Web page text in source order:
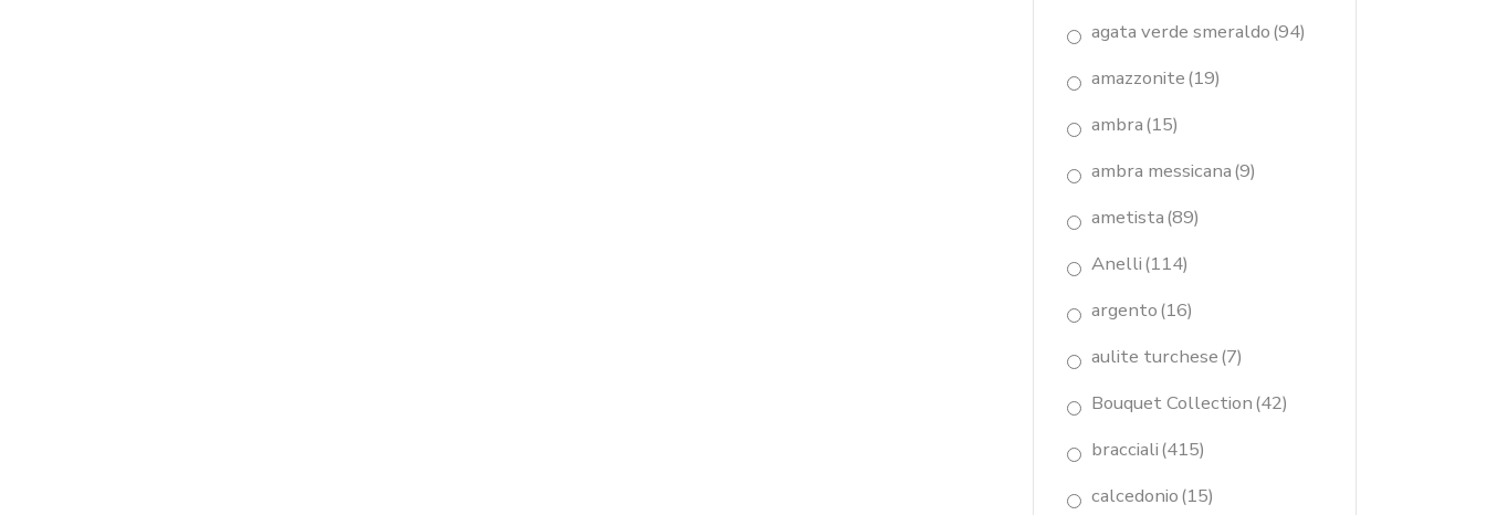
agata verde smeraldo(94)
amazzonite(19)
ambra(15)
ambra messicana(9)
ametista(89)
Anelli(114)
argento(16)
aulite turchese(7)
Bouquet Collection(42)
bracciali(415)
calcedonio(15)